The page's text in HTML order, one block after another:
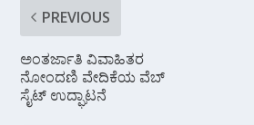
PREVIOUS
ಅಂತರ್ಜಾತಿ ವಿವಾಹಿತರ
ನೋಂದಣಿ ವೇದಿಕೆಯ ವೆಬ್
ಸೈಟ್ ಉದ್ಘಾಟನೆ